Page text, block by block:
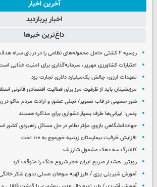
آخرین اخبار
اخبار پربازدید
داغ‌ترین خبرها
روسیه ۲ کشتی حامل محموله‌های نظامی را در دریای سیاه هدف گرفت
اعتبارات کشاورزی مهریز، سرمایه‌گذاری برای امنیت غذایی
تعهدات ارزی، چالش یک‌میلیارد دلاری تجارت یزد
مرزنشینان باید از ظرفیت مرز برای فعالیت اقتصادی قانونی
شور حسینی در قاب تصویر/ تجلی عشق و ارادت مردم ماکو در
ونس: ایرانی‌ها طرف بسیار دشواری برای مذاکره هستند
جهاددانشگاهی بازوی مؤثر نظام در حل مسائل راهبردی کشور
افزایش ظرفیت بیمارستان زینبیه خورموج به ۱۰۰ تخت
کالابرگ سه دهک مشمول شارز شد
رویترز: هشدار صریح ایران خطر شروع جنگ را متوقف کرد
آموزش شیرینی پزی / طرز تهیه سوهان عسلی بدون شکر